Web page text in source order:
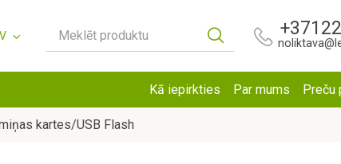
Meklēt produktu
Kā iepirkties Par mums Preču
kartes/USB Flash